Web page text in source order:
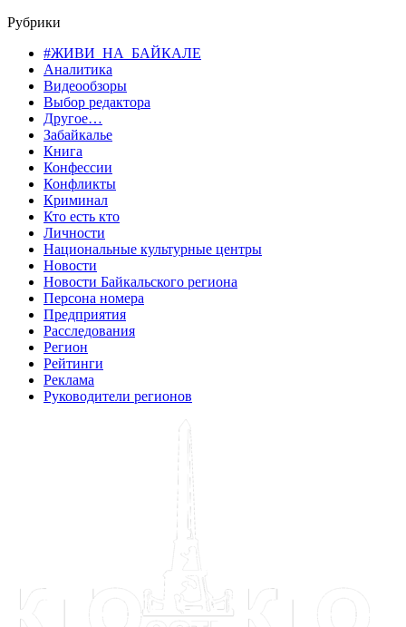
Рубрики
#ЖИВИ_НА_БАЙКАЛЕ
Аналитика
Видеообзоры
Выбор редактора
Другое…
Забайкалье
Книга
Конфессии
Конфликты
Криминал
Кто есть кто
Личности
Национальные культурные центры
Новости
Новости Байкальского региона
Персона номера
Предприятия
Расследования
Регион
Рейтинги
Реклама
Руководители регионов